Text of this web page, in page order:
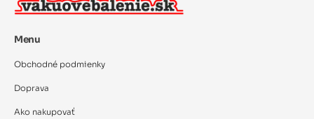
Menu
Obchodné podmienky
Doprava
Ako nakupovať